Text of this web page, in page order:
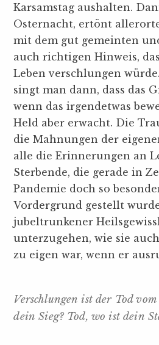
Karsamstag aushalten.
Osternacht, ertönt
mit dem gut gemeinten
auch richtigen Hinweis,
Leben verschlungen
singt man dann, dass das
wenn das irgendetwas
Held aber erwacht. Die
die Mahnungen der
alle die Erinnerungen an
Sterbende, die gerade in
Pandemie doch so
Vordergrund gestellt
jubeltrunkener
unterzugehen, wie sie
zu eigen war, wenn er
Verschlungen ist der Tod
dein Sieg? Tod, wo ist dein